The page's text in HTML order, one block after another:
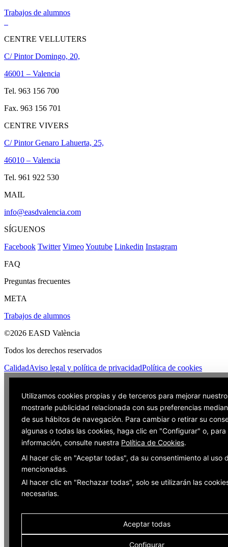
Trabajos de alumnos
CENTRE VELLUTERS
C/ Pintor Domingo, 20,
46001 – Valencia
Tel. 963 156 700
Fax. 963 156 701
CENTRE VIVERS
C/ Pintor Genaro Lahuerta, 25,
46010 – Valencia
Tel. 961 922 530
MAIL
info@easdvalencia.com
SÍGUENOS
Facebook Twitter VimeoYoutube Linkedin Instagram
FAQ
Preguntas frecuentes
META
Trabajos de alumnos
©2026 EASD València
Todos los derechos reservados
CalidadAviso legal y política de privacidadPolítica de cookies
Utilizamos cookies propias y de terceros para mejorar
mostrarle publicidad relacionada con sus preferencias
de sus hábitos de navegación. Para cambiar o retirar su
algunas o todas las cookies, haga clic en "Configurar" o, para
información, consulte nuestra Política de Cookies.
Al hacer clic en "Aceptar todas", da su consentimiento al uso
mencionadas.
Al hacer clic en "Rechazar todas", solo se utilizarán las
necesarias.
Aceptar todas
Configurar